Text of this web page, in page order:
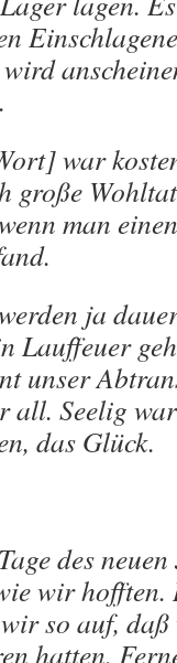
war
große
man einen
ja
Lauffeuer
unser
all. Seelig
das Glück.
des
wir hofften.
so auf,
hatten.